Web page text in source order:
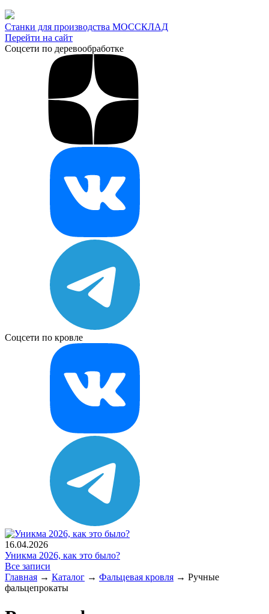
Станки для производства МОССКЛАД
Перейти на сайт
Соцсети по деревообработке
Соцсети по кровле
16.04.2026
Уникма 2026, как это было?
Все записи
Главная → Каталог → Фальцевая кровля → Ручные
фальцепрокаты